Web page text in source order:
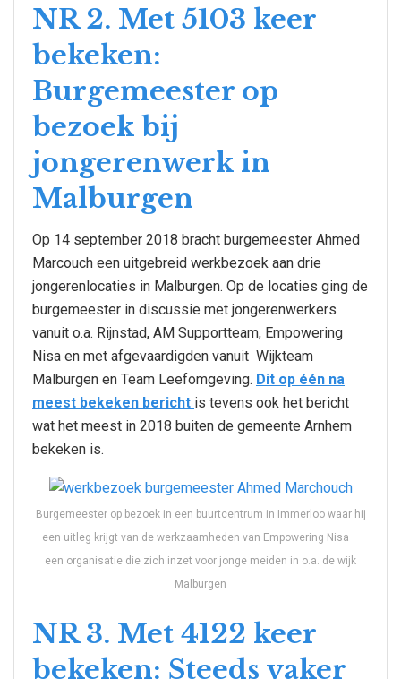
NR 2. Met 5103 keer
bekeken:
Burgemeester op
bezoek bij
jongerenwerk in
Malburgen
Op 14 september 2018 bracht burgemeester Ahmed
Marcouch een uitgebreid werkbezoek aan drie
jongerenlocaties in Malburgen. Op de locaties ging de
burgemeester in discussie met jongerenwerkers
vanuit o.a. Rijnstad, AM Supportteam, Empowering
Nisa en met afgevaardigden vanuit Wijkteam
Malburgen en Team Leefomgeving. Dit op één na
meest bekeken bericht is tevens ook het bericht
wat het meest in 2018 buiten de gemeente Arnhem
bekeken is.
Burgemeester op bezoek in een buurtcentrum in Immerloo waar hij
een uitleg krijgt van de werkzaamheden van Empowering Nisa –
een organisatie die zich inzet voor jonge meiden in o.a. de wijk
Malburgen
NR 3. Met 4122 keer
bekeken: Steeds vaker